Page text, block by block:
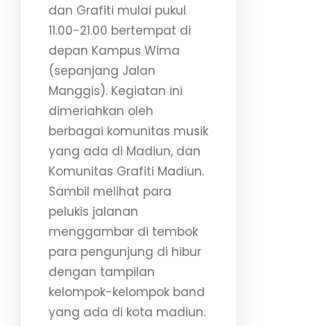
dan Grafiti mulai pukul
11.00-21.00 bertempat di
depan Kampus Wima
(sepanjang Jalan
Manggis). Kegiatan ini
dimeriahkan oleh
berbagai komunitas musik
yang ada di Madiun, dan
Komunitas Grafiti Madiun.
Sambil melihat para
pelukis jalanan
menggambar di tembok
para pengunjung di hibur
dengan tampilan
kelompok-kelompok band
yang ada di kota madiun.